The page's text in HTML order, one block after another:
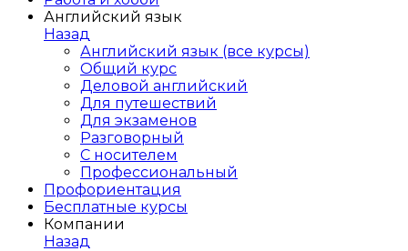
Английский язык
Назад
Английский язык (все курсы)
Общий курс
Деловой английский
Для путешествий
Для экзаменов
Разговорный
С носителем
Профессиональный
Профориентация
Бесплатные курсы
Компании
Назад